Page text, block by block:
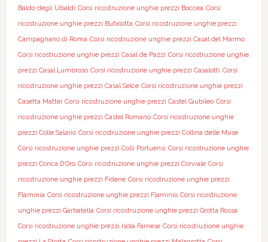
Baldo degli Ubaldi Corsi ricostruzione unghie prezzi Boccea Corsi
ricostruzione unghie prezzi Bufalotta Corsi ricostruzione unghie prezzi
Campagnano di Roma Corsi ricostruzione unghie prezzi Casal del Marmo
Corsi ricostruzione unghie prezzi Casal de Pazzi Corsi ricostruzione unghie
prezzi Casal Lumbroso Corsi ricostruzione unghie prezzi Casalotti Corsi
ricostruzione unghie prezzi Casal Selce Corsi ricostruzione unghie prezzi
Casetta Mattei Corsi ricostruzione unghie prezzi Castel Giubileo Corsi
ricostruzione unghie prezzi Castel Romano Corsi ricostruzione unghie
prezzi Colle Salario Corsi ricostruzione unghie prezzi Collina delle Muse
Corsi ricostruzione unghie prezzi Colli Portuensi Corsi ricostruzione unghie
prezzi Conca D’Oro Corsi ricostruzione unghie prezzi Corviale Corsi
ricostruzione unghie prezzi Fidene Corsi ricostruzione unghie prezzi
Flaminia Corsi ricostruzione unghie prezzi Flaminio Corsi ricostruzione
unghie prezzi Garbatella Corsi ricostruzione unghie prezzi Grotta Rossa
Corsi ricostruzione unghie prezzi Isola Farnese Corsi ricostruzione unghie